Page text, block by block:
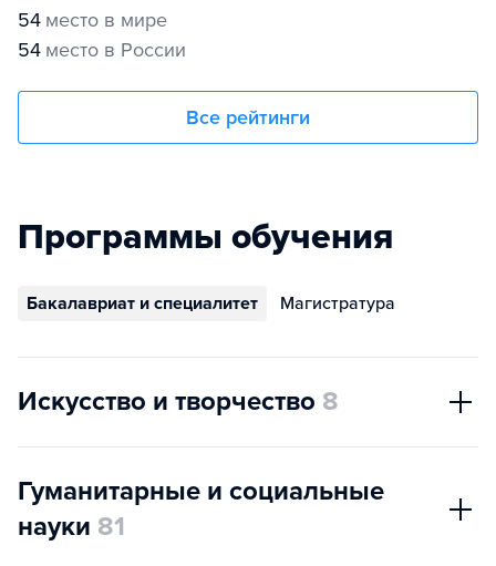
54 место в мире
54 место в России
Все рейтинги
Программы обучения
Бакалавриат и специалитет Магистратура
Искусство и творчество 8
Гуманитарные и социальные
науки 81